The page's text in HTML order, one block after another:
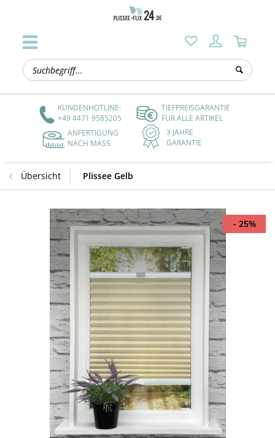
KUNDENHOTLINE:
+49 4471 9585205
TIEFPREISGARANTIE
FÜR ALLE ARTIKEL
ANFERTIGUNG
NACH MASS
3 JAHRE
GARANTIE
Übersicht Plissee Gelb
- 25%